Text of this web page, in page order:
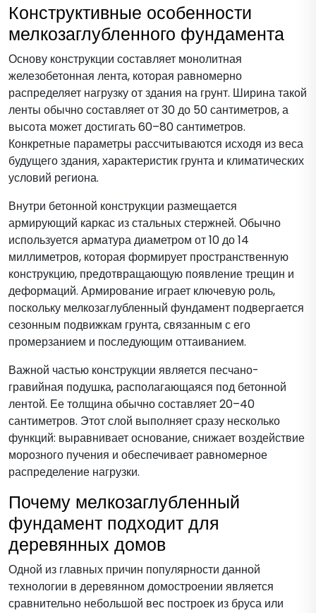
Конструктивные особенности
мелкозаглубленного фундамента
Основу конструкции составляет монолитная
железобетонная лента, которая равномерно
распределяет нагрузку от здания на грунт. Ширина такой
ленты обычно составляет от 30 до 50 сантиметров, а
высота может достигать 60–80 сантиметров.
Конкретные параметры рассчитываются исходя из веса
будущего здания, характеристик грунта и климатических
условий региона.
Внутри бетонной конструкции размещается
армирующий каркас из стальных стержней. Обычно
используется арматура диаметром от 10 до 14
миллиметров, которая формирует пространственную
конструкцию, предотвращающую появление трещин и
деформаций. Армирование играет ключевую роль,
поскольку мелкозаглубленный фундамент подвергается
сезонным подвижкам грунта, связанным с его
промерзанием и последующим оттаиванием.
Важной частью конструкции является песчано-
гравийная подушка, располагающаяся под бетонной
лентой. Ее толщина обычно составляет 20–40
сантиметров. Этот слой выполняет сразу несколько
функций: выравнивает основание, снижает воздействие
морозного пучения и обеспечивает равномерное
распределение нагрузки.
Почему мелкозаглубленный
фундамент подходит для
деревянных домов
Одной из главных причин популярности данной
технологии в деревянном домостроении является
сравнительно небольшой вес построек из бруса или